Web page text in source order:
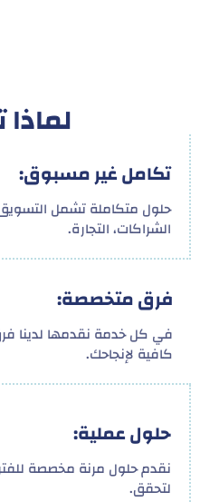
لماذا
تكامل غير مسبوق:
حلول متكاملة تشمل التسويق،
الشراكات، التجارة.
فرق متخصصة:
في كل خدمة نقدمها لدينا
كافية لإنجاحك.
حلول عملية:
نقدم حلول مرنة مخصصة
لتحقق.